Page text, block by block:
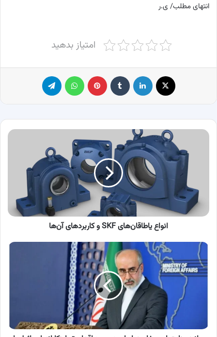
انتهای مطلب/ ی.ر
امتیاز بدهید
لینکدین ‫تامبلر پینترست
انواع
کاربردهای
انواع یاطاقان‌های SKF و کاربردهای آن‌ها
بیانیه
وزارت
امور
خارجه
تجاوزکارانه